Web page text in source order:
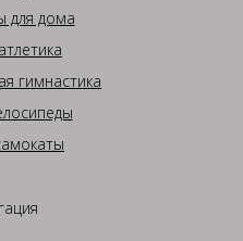
для дома
гимнастика